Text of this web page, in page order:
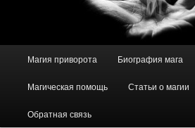
Магия приворота Биография мага
Магическая помощь Статьи о магии
Обратная связь